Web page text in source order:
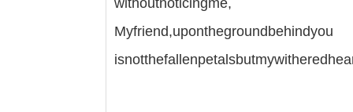
withoutnoticingme,
Myfriend,uponthegroundbehindyou